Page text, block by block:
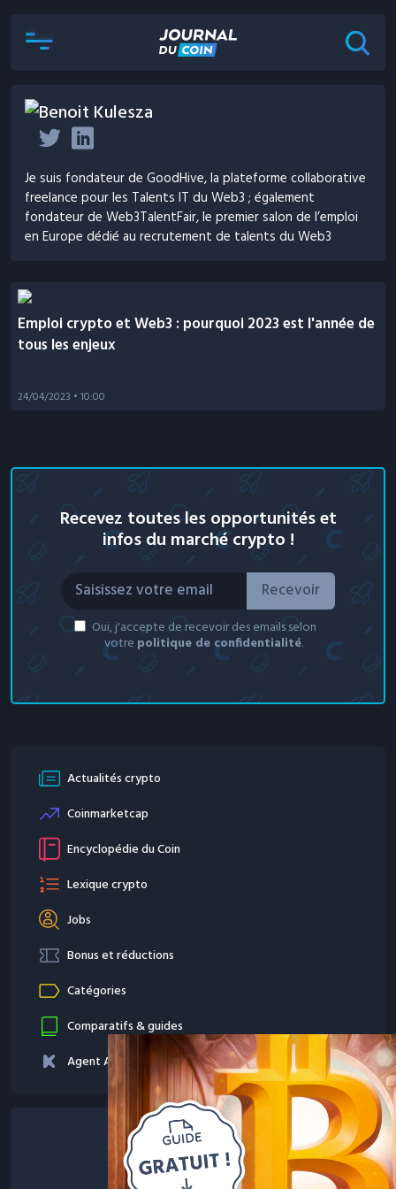
Benoit Kulesza
Je suis fondateur de GoodHive, la plateforme collaborative
freelance pour les Talents IT du Web3 ; également
fondateur de Web3TalentFair, le premier salon de l’emploi
en Europe dédié au recrutement de talents du Web3
Emploi crypto et Web3 : pourquoi 2023 est l'année de
tous les enjeux
24/04/2023 • 10:00
Recevez toutes les opportunités et
infos du marché crypto !
Recevoir
Oui, j'accepte de recevoir des emails selon
votre politique de confidentialité.
Actualités crypto
Coinmarketcap
Encyclopédie du Coin
Lexique crypto
Jobs
Bonus et réductions
Catégories
Comparatifs & guides
Agent AI par Kryll